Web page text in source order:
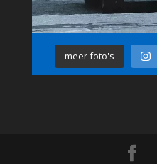
meer foto's